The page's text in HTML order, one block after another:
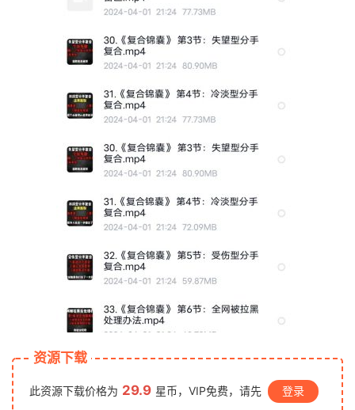
资源下载
此资源下载价格为 29.9 星币，VIP免费，请先 登录